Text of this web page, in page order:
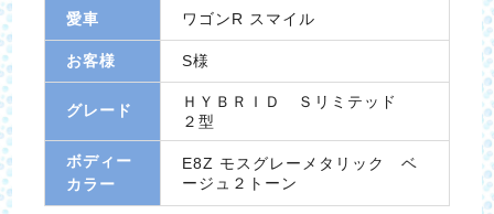
愛車 ワゴンR スマイル
お客様 S様
グレード
ＨＹＢＲＩＤ Ｓリミテッド
２型
ボディー
カラー
E8Z モスグレーメタリック ベ
ージュ２トーン